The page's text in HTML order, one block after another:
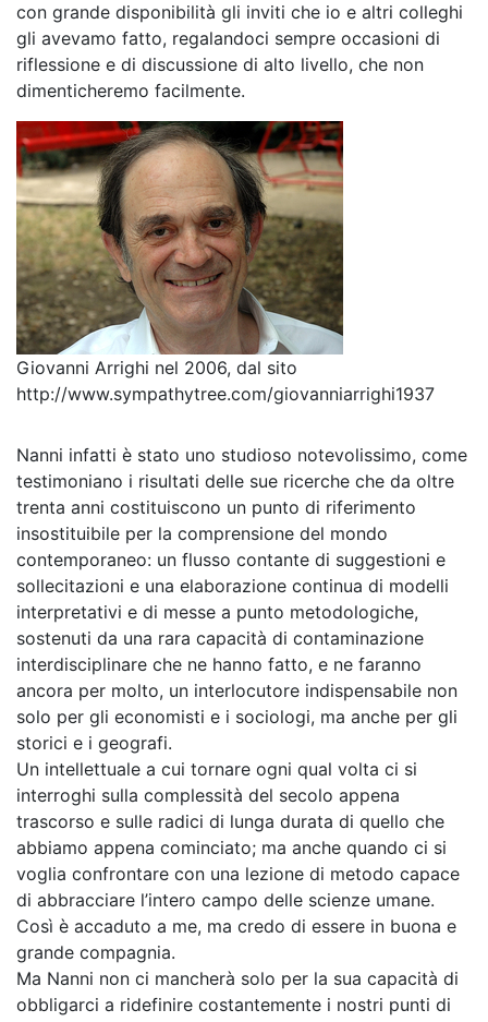
con grande disponibilità gli inviti che io e altri colleghi
gli avevamo fatto, regalandoci sempre occasioni di
riflessione e di discussione di alto livello, che non
dimenticheremo facilmente.
Giovanni Arrighi nel 2006, dal sito
http://www.sympathytree.com/giovanniarrighi1937
Nanni infatti è stato uno studioso notevolissimo, come
testimoniano i risultati delle sue ricerche che da oltre
trenta anni costituiscono un punto di riferimento
insostituibile per la comprensione del mondo
contemporaneo: un flusso contante di suggestioni e
sollecitazioni e una elaborazione continua di modelli
interpretativi e di messe a punto metodologiche,
sostenuti da una rara capacità di contaminazione
interdisciplinare che ne hanno fatto, e ne faranno
ancora per molto, un interlocutore indispensabile non
solo per gli economisti e i sociologi, ma anche per gli
storici e i geografi.
Un intellettuale a cui tornare ogni qual volta ci si
interroghi sulla complessità del secolo appena
trascorso e sulle radici di lunga durata di quello che
abbiamo appena cominciato; ma anche quando ci si
voglia confrontare con una lezione di metodo capace
di abbracciare l’intero campo delle scienze umane.
Così è accaduto a me, ma credo di essere in buona e
grande compagnia.
Ma Nanni non ci mancherà solo per la sua capacità di
obbligarci a ridefinire costantemente i nostri punti di